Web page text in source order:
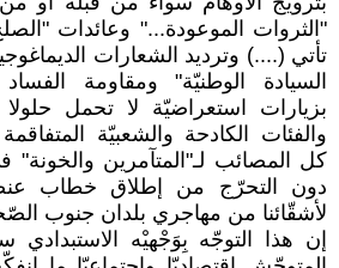
"الثروات الموعودة..." وعائدات
تأتي (....) وترديد الشعارات
السيادة الوطنيّة" ومقاومة الفساد
بزيارات استعراضيّة لا تحمل
والفئات الكادحة والشعبيّة
كل المصائب لـ"المتآمرين والخونة"
دون التحرّج من إطلاق خطاب
لأشقّائنا من مهاجري بلدان جنوب
إن هذا التوجّه بِوَجْهيْه الاستبدادي